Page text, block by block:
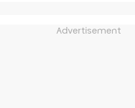
Advertisement